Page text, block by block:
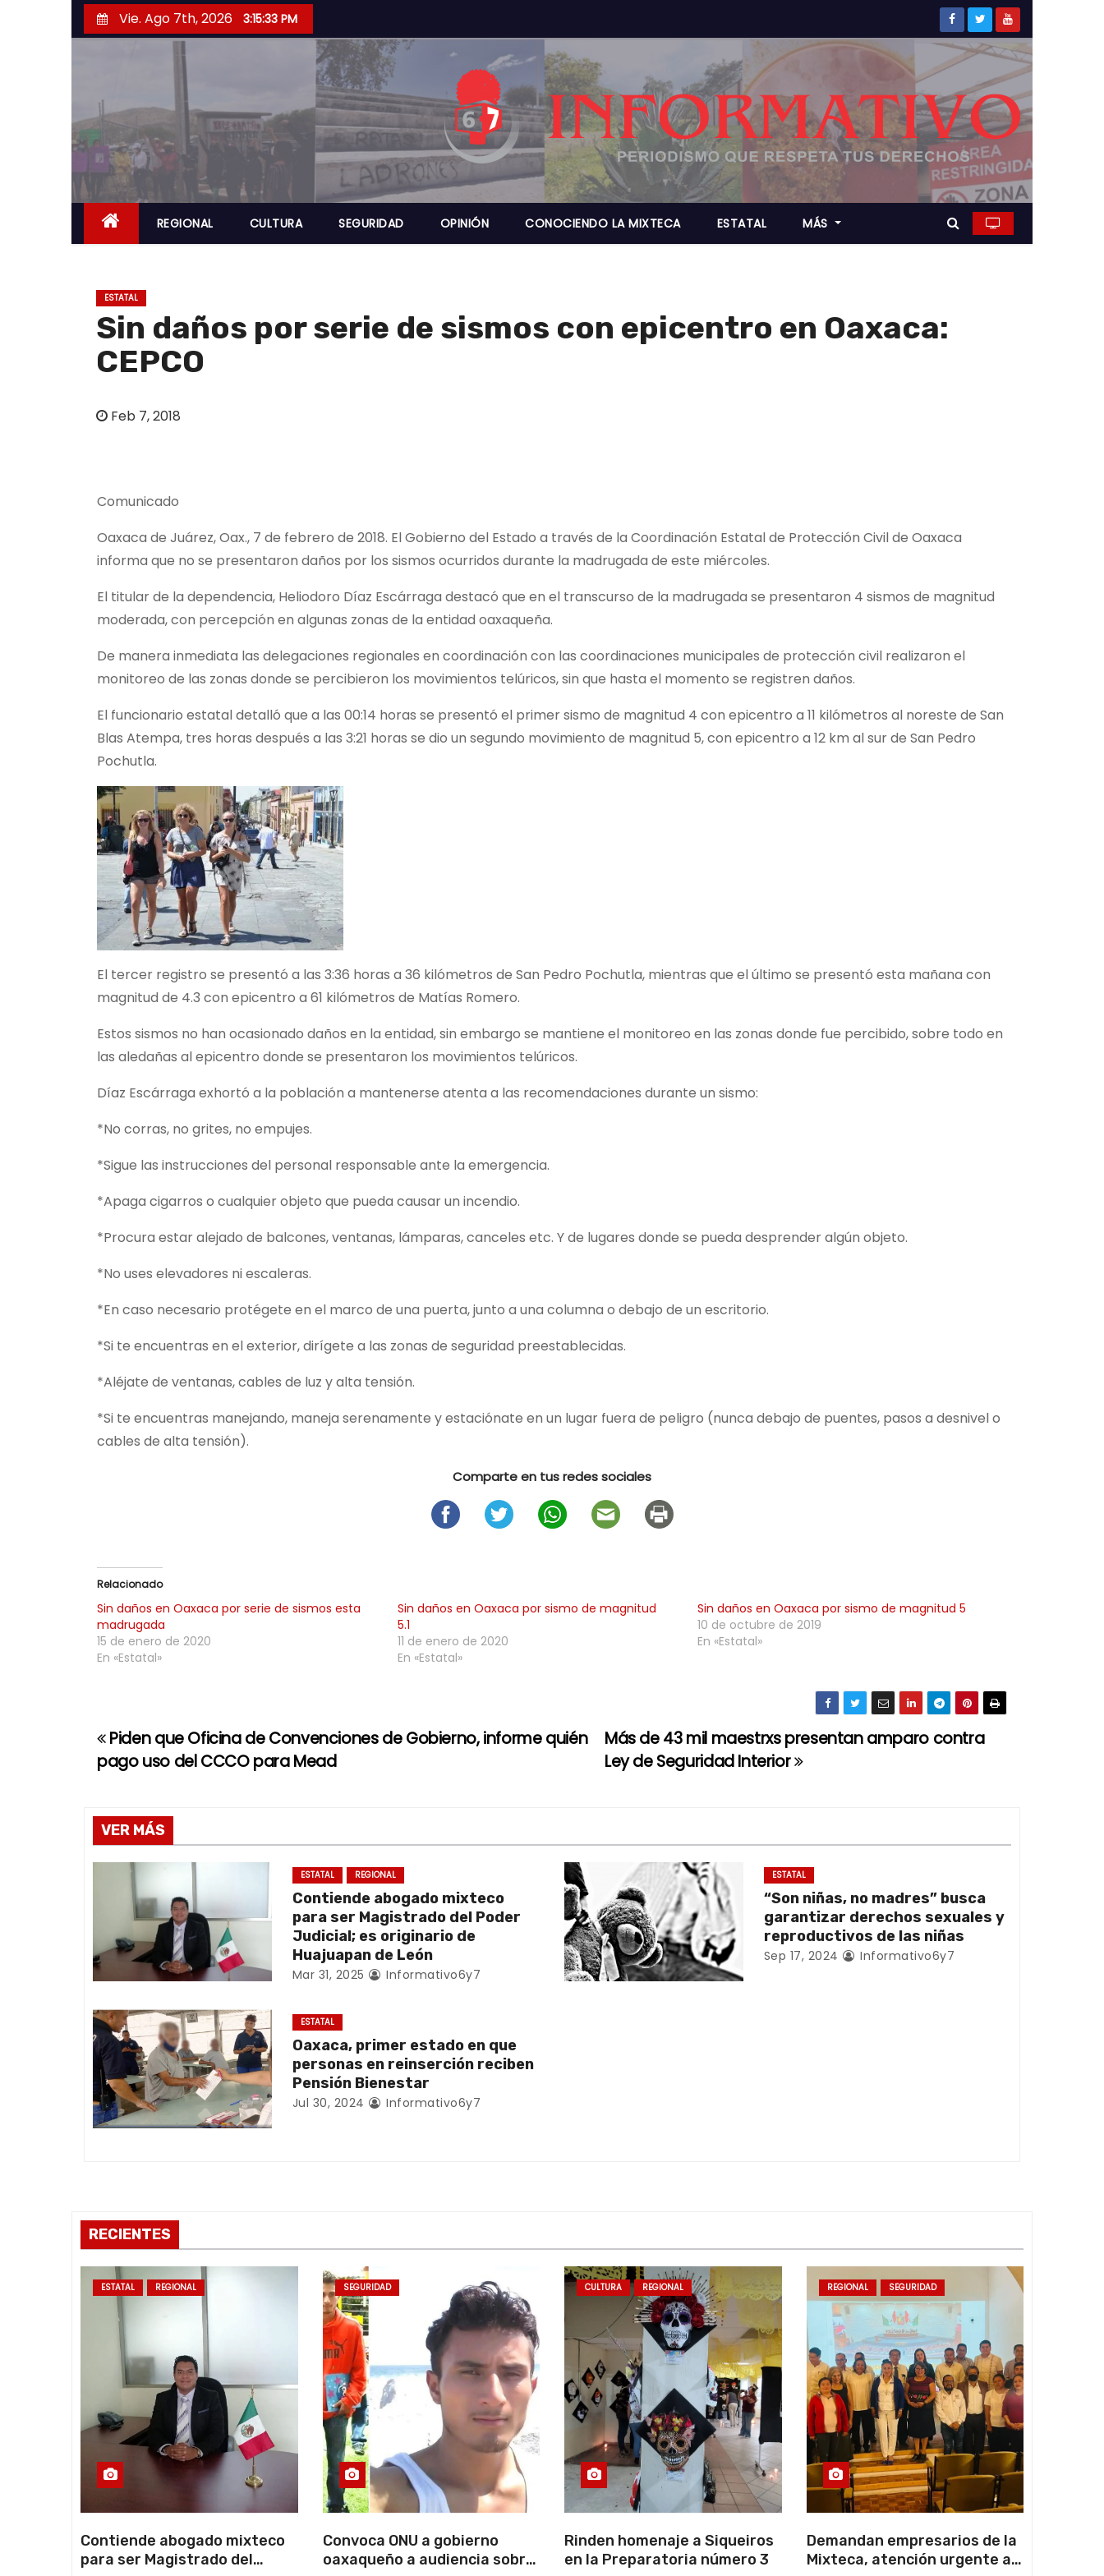
a
r
a
l
n
Vie. Ago 7th, 2026 3:15:34 PM
REGIONAL CULTURA SEGURIDAD OPINIÓN CONOCIENDO LA MIXTECA ESTATAL MÁS
ESTATAL
Sin daños por serie de sismos con epicentro en Oaxaca:
CEPCO
Feb 7, 2018
Comunicado
Oaxaca de Juárez, Oax., 7 de febrero de 2018. El Gobierno del Estado a través de la Coordinación Estatal de Protección Civil de Oaxaca
informa que no se presentaron daños por los sismos ocurridos durante la madrugada de este miércoles.
El titular de la dependencia, Heliodoro Díaz Escárraga destacó que en el transcurso de la madrugada se presentaron 4 sismos de magnitud
moderada, con percepción en algunas zonas de la entidad oaxaqueña.
De manera inmediata las delegaciones regionales en coordinación con las coordinaciones municipales de protección civil realizaron el
monitoreo de las zonas donde se percibieron los movimientos telúricos, sin que hasta el momento se registren daños.
El funcionario estatal detalló que a las 00:14 horas se presentó el primer sismo de magnitud 4 con epicentro a 11 kilómetros al noreste de San
Blas Atempa, tres horas después a las 3:21 horas se dio un segundo movimiento de magnitud 5, con epicentro a 12 km al sur de San Pedro
Pochutla.
El tercer registro se presentó a las 3:36 horas a 36 kilómetros de San Pedro Pochutla, mientras que el último se presentó esta mañana con
magnitud de 4.3 con epicentro a 61 kilómetros de Matías Romero.
Estos sismos no han ocasionado daños en la entidad, sin embargo se mantiene el monitoreo en las zonas donde fue percibido, sobre todo en
las aledañas al epicentro donde se presentaron los movimientos telúricos.
Díaz Escárraga exhortó a la población a mantenerse atenta a las recomendaciones durante un sismo:
*No corras, no grites, no empujes.
*Sigue las instrucciones del personal responsable ante la emergencia.
*Apaga cigarros o cualquier objeto que pueda causar un incendio.
*Procura estar alejado de balcones, ventanas, lámparas, canceles etc. Y de lugares donde se pueda desprender algún objeto.
*No uses elevadores ni escaleras.
*En caso necesario protégete en el marco de una puerta, junto a una columna o debajo de un escritorio.
*Si te encuentras en el exterior, dirígete a las zonas de seguridad preestablecidas.
*Aléjate de ventanas, cables de luz y alta tensión.
*Si te encuentras manejando, maneja serenamente y estaciónate en un lugar fuera de peligro (nunca debajo de puentes, pasos a desnivel o
cables de alta tensión).
Comparte en tus redes sociales
Relacionado
Sin daños en Oaxaca por serie de sismos esta
madrugada
15 de enero de 2020
En «Estatal»
Sin daños en Oaxaca por sismo de magnitud
5.1
11 de enero de 2020
En «Estatal»
Sin daños en Oaxaca por sismo de magnitud 5
10 de octubre de 2019
En «Estatal»
N
a
v
e
c
i
ó
n
d
e
t
r
a
s
Más de 43 mil maestrxs presentan amparo contra
Ley de Seguridad Interior
Piden que Oficina de Convenciones de Gobierno, informe quién
pago uso del CCCO para Mead
VER MÁS
ESTATAL REGIONAL
Contiende abogado mixteco
para ser Magistrado del Poder
Judicial; es originario de
Huajuapan de León
Mar 31, 2025 Informativo6y7
ESTATAL
“Son niñas, no madres” busca
garantizar derechos sexuales y
reproductivos de las niñas
Sep 17, 2024 Informativo6y7
ESTATAL
Oaxaca, primer estado en que
personas en reinserción reciben
Pensión Bienestar
Jul 30, 2024 Informativo6y7
RECIENTES
ESTATAL REGIONAL
Contiende abogado mixteco
para ser Magistrado del
SEGURIDAD
Convoca ONU a gobierno
oaxaqueño a audiencia sobre
CULTURA REGIONAL
Rinden homenaje a Siqueiros
en la Preparatoria número 3
REGIONAL SEGURIDAD
Demandan empresarios de la
Mixteca, atención urgente a